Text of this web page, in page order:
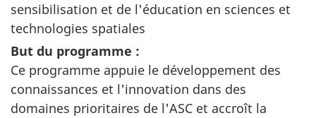
sensibilisation et de l'éducation en sciences et
technologies spatiales
But du programme :
Ce programme appuie le développement des
connaissances et l'innovation dans des
domaines prioritaires de l'ASC et accroît la